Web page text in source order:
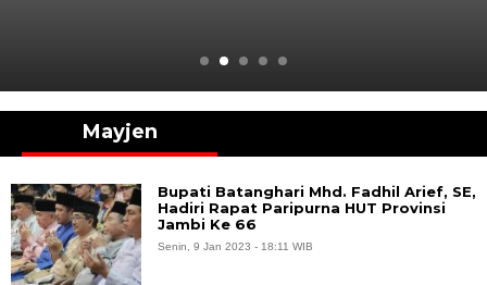
Mayjen
Bupati Batanghari Mhd. Fadhil Arief, SE,
Hadiri Rapat Paripurna HUT Provinsi
Jambi Ke 66
Senin, 9 Jan 2023 - 18:11 WIB